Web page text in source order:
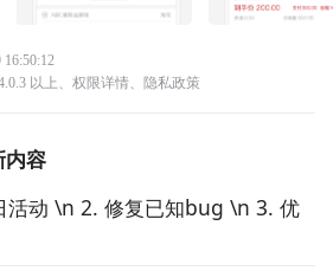
16:50:12
以上、 权限详情、 隐私政策
容
活动 \n 2. 修复已知bug \n 3. 优